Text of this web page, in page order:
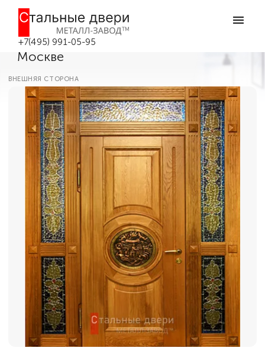
+7(495) 991-05-95
Большая входная дверь
двухстворчатая со стеклом БД-29 в
Москве
ВНЕШНЯЯ СТОРОНА